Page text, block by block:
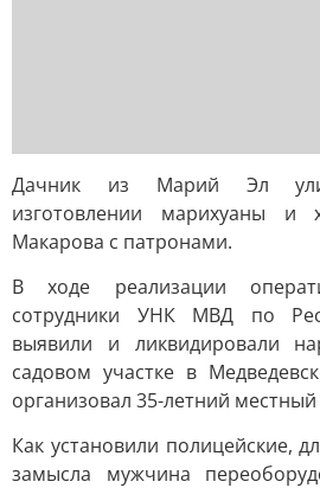
Дачник из Марий Эл
изготовлении марихуаны и
Макарова с патронами.
В ходе реализации
сотрудники УНК МВД по
выявили и ликвидировали
садовом участке в
организовал 35-летний
Как установили полицейские,
замысла мужчина